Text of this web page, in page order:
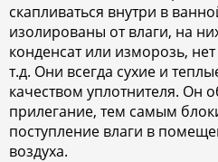
скапливаться внутри в
изолированы от влаги, на
конденсат или изморозь,
т.д. Они всегда сухие и
качеством уплотнителя. Он
прилегание, тем самым
поступление влаги в
воздуха.